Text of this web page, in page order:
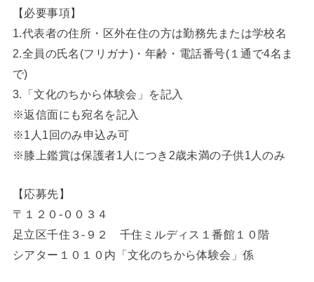
【必要事項】
1.代表者の住所・区外在住の方は勤務先または学校名
2.全員の氏名(フリガナ)・年齢・電話番号(１通で4名ま
で)
3.「文化のちから体験会」を記入
※返信面にも宛名を記入
※1人1回のみ申込み可
※膝上鑑賞は保護者1人につき2歳未満の子供1人のみ
【応募先】
〒１２０-００３４
足立区千住３-９２ 千住ミルディス１番館１０階
シアター１０１０内「文化のちから体験会」係